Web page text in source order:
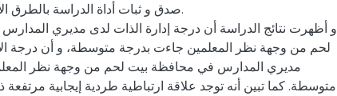
صدق و ثبات أداة الدراسة بالطرق
و أظهرت نتائج الدراسة أن درجة إدارة الذات لدى مديري
لحم من وجهة نظر المعلمين جاءت بدرجة متوسطة، و أن درجة
مديري المدارس في محافظة بيت لحم من وجهة نظر
متوسطة. كما تبين أنه توجد علاقة ارتباطية طردية إيجابية مرتفعة